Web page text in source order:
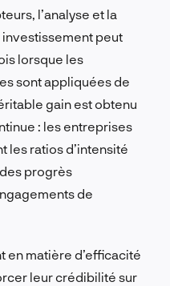
l’analyse et la
peut
lorsque les
sont appliquées de
gain est obtenu
: les entreprises
les ratios d’intensité
progrès
de
en matière d’efficacité
leur crédibilité sur